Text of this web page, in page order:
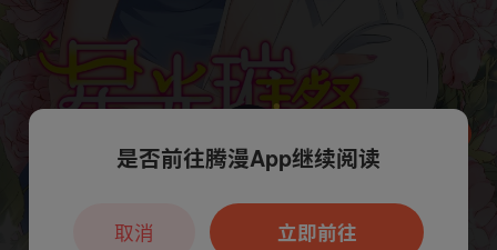
本章节仅支持App阅读，可打开App新用
户7天免费看
是否前往腾漫App继续阅读
立即前往
取消